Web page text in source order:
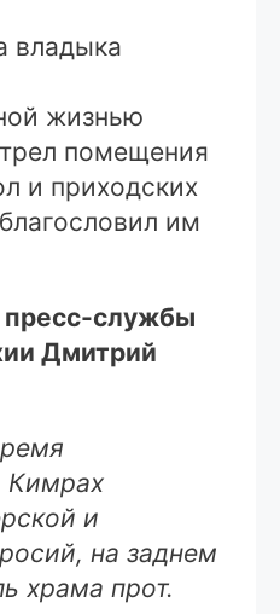
владыка
жизнью
помещения
и приходских
им
службы
Дмитрий
Кимрах
и
на заднем
храма прот.